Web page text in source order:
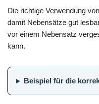
Die richtige Verwendung
damit Nebensätze gut
vor einem Nebensatz
kann.
Beispiel für die